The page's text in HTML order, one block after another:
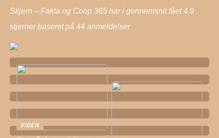
Skjern – Fakta og Coop 365 har i gennemsnit fået4.9
stjerner baseret på 44 anmeldelser
VIDEN